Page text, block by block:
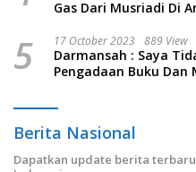
Gas Dari Musriadi Di
5 17 October 2023 889 View
Darmansah : Saya
Pengadaan Buku Dan
Berita Nasional
Dapatkan update berita